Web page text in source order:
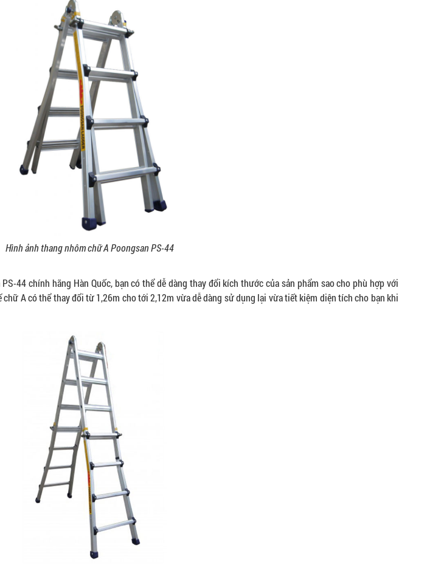
Hình ảnh thang nhôm chữ A Poongsan PS-44
44 chính hãng Hàn Quốc, bạn có thể dễ dàng thay đổi kích thước của sản phẩm sao cho phù hợp với
A có thể thay đổi từ 1,26m cho tới 2,12m vừa dễ dàng sử dụng lại vừa tiết kiệm diện tích cho bạn khi